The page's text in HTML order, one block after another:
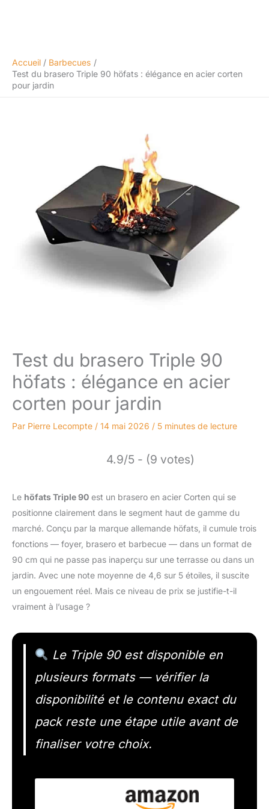
Accueil
Barbecues
Test du brasero Triple 90 höfats : élégance en acier corten
pour jardin
Test du brasero Triple 90
höfats : élégance en acier
corten pour jardin
Par Pierre Lecompte / 14 mai 2026 / 5 minutes de lecture
4.9/5 - (9 votes)
Le höfats Triple 90 est un brasero en acier Corten qui se
positionne clairement dans le segment haut de gamme du
marché. Conçu par la marque allemande höfats, il cumule trois
fonctions — foyer, brasero et barbecue — dans un format de
90 cm qui ne passe pas inaperçu sur une terrasse ou dans un
jardin. Avec une note moyenne de 4,6 sur 5 étoiles, il suscite
un engouement réel. Mais ce niveau de prix se justifie-t-il
vraiment à l’usage ?
Le Triple 90 est disponible en
plusieurs formats — vérifier la
disponibilité et le contenu exact du
pack reste une étape utile avant de
finaliser votre choix.